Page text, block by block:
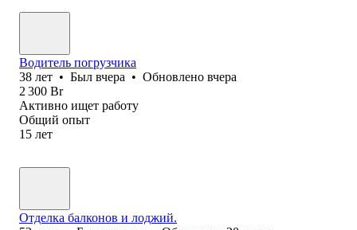
Водитель погрузчика
38 лет • Был вчера • Обновлено вчера
2 300 Br
Активно ищет работу
Общий опыт
15 лет
Отделка балконов и лоджий.